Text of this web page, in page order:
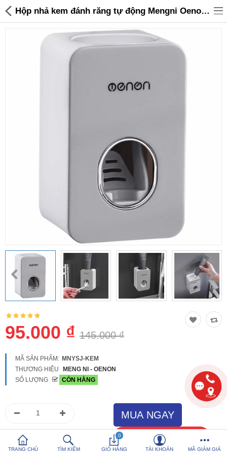
So sánh Yêu thích (0)
Hotline: 0816 505 655
Tải App SanHangRe nhận Quà
TRANG CHỦ TÌM KIẾM
0
GIỎ HÀNG TÀI KHOẢN MÃ GIẢM GIÁ
Hộp nhả kem đánh răng tự động Mengni Oenon dính tường - 95,000 | Sanhangre
95.000 ₫ 145.000 ₫
MÃ SẢN PHẨM: MNYSJ-KEM
THƯƠNG HIỆU
MENG NI - OENON
SỐ LƯỢNG
CÒN HÀNG